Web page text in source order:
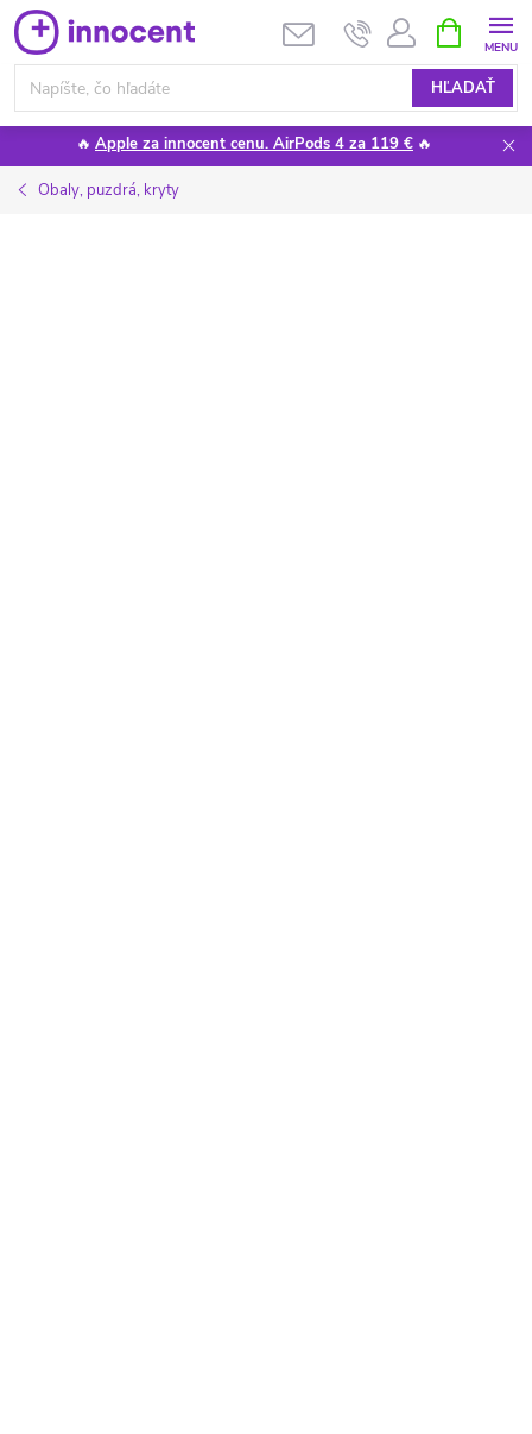
Prejsť
na
obsah
HĽADAŤ
KOŠÍK
🔥 Apple za innocent cenu. AirPods 4 za 119 € 🔥
Obaly, puzdrá, kryty